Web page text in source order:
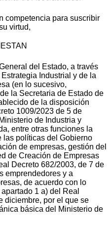
competencia para suscribir
virtud,
del Estado, a través
Industrial y de la
(en lo sucesivo,
la Secretaria de Estado de
de la disposición
1009/2023 de 5 de
de Industria y
entre otras funciones la
las políticas del Gobierno
de empresas, gestión del
de Creación de Empresas
Decreto 682/2003, de 7 de
emprendedores y a
de acuerdo con lo
1 a) del Real
diciembre, por el que se
básica del Ministerio de